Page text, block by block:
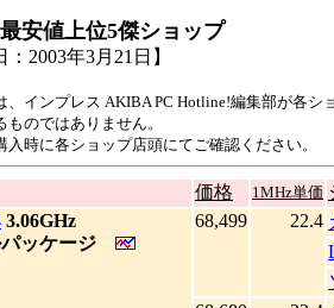
安値上位5傑ショップ
：2003年3月21日】
インプレス AKIBA PC Hotline!編集部が各シ
のではありません。
時に各ショップ店頭にてご確認ください。
価格 1MHz単価
3.06GHz
ッケージ
68,499 22.4